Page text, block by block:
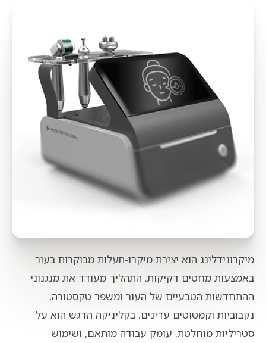
מיקרונידלינג הוא יצירת מיקרו-תעלות מבוקרות בעור
באמצעות מחטים דקיקות. התהליך מעודד את מנגנוני
ההתחדשות הטבעיים של העור ומשפר טקסטורה,
נקבוביות וקמטוטים עדינים. בקליניקה הדגש הוא על
סטריליות מוחלטת, עומק עבודה מותאם, ושימוש